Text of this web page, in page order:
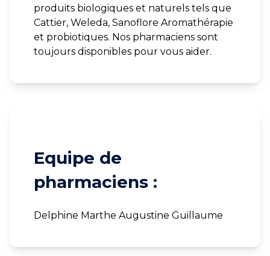
produits biologiques et naturels tels que
Cattier, Weleda, Sanoflore Aromathérapie
et probiotiques. Nos pharmaciens sont
toujours disponibles pour vous aider.
Equipe de
pharmaciens :
Delphine Marthe Augustine Guillaume